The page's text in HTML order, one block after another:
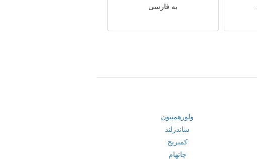
به فارسی
ولورهمپتون
ساندرلند
کمبریج
چاتهام